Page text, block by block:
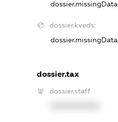
dossier.missingData
dossier.kveds:
dossier.missingData
dossier.tax
dossier.staff